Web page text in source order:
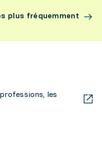
plus fréquemment
les